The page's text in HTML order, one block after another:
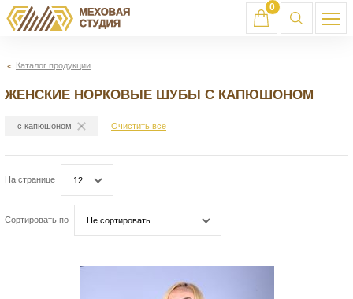
0
Каталог продукции
ЖЕНСКИЕ НОРКОВЫЕ ШУБЫ С КАПЮШОНОМ
с капюшоном Очистить все
На странице 12
Сортировать по Не сортировать